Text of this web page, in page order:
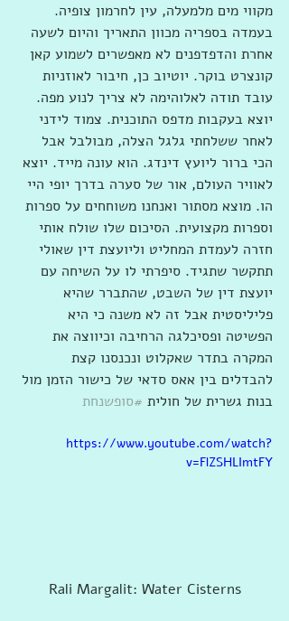
מקווי מים מלמעלה, עין לחרמון צופיה.
בעמדה בספריה מכוון התאריך והיום לשעה
אחרת והדפדפנים לא מאפשרים לשמוע קאן
קונצרט בוקר. יוטיוב כן, חיבור לאוזניות
עובד תודה לאלוהימה לא צריך לנוע מפה.
יוצא בעקבות מדפס התוכנית. צמוד לידני
לאחר ששלחתי גלגל הצלה, מבולבל אבל
הכי ברור ליועץ דינדג. הוא עונה מייד. יוצא
לאוויר העולם, אור של סערה בדרך יופי היי
הו. מוצא מסתור ואנחנו משוחחים על ספרות
וספרות מקצועית. הסיכום שלו שולח אותי
חזרה לעמדת המחליט וליועצת דין שאולי
תתקשר שתגיד. סיפרתי לו על השיחה עם
יועצת דין של השבט, שהתברר שהיא
פליליסטית אבל זה לא משנה כי היא
הפשיטה ופסיכלגה הרחיבה וכיווצה את
המקרה בתדר שאקלוט ונכנסנו קצת
להבדלים בין אאס סדאי של כישור הזמן מול
בנות גשרית של חולית #סופשנחת
https://www.youtube.com/watch?
v=FlZSHLImtFY
Rali Margalit: Water Cisterns